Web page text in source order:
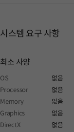
시스템 요구 사항
최소 사양
OS
없음
Processor
없음
Memory
없음
Graphics
없음
DirectX
없음